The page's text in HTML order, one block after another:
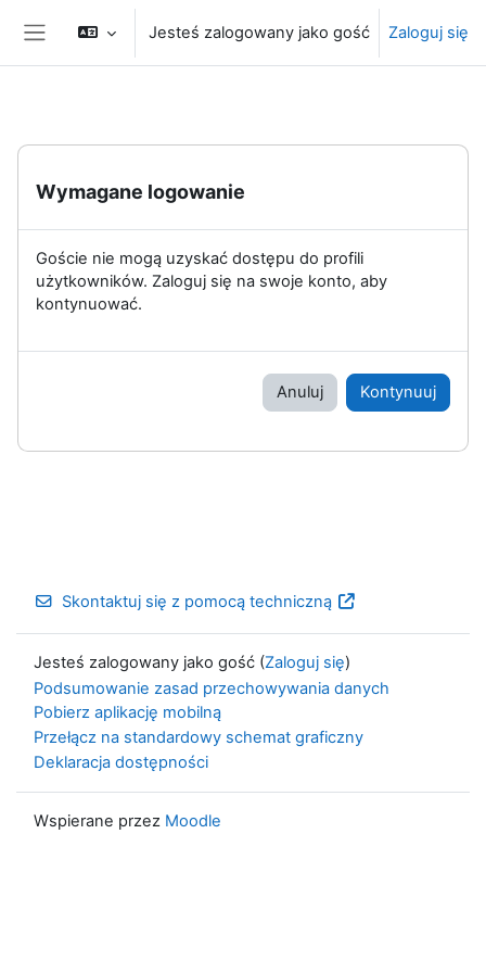
Przejdź do głównej zawartości
Panel boczny
Jesteś zalogowany jako gość Zaloguj się
Wymagane logowanie
Goście nie mogą uzyskać dostępu do profili
użytkowników. Zaloguj się na swoje konto, aby
kontynuować.
Anuluj Kontynuuj
Skontaktuj się z pomocą techniczną
Jesteś zalogowany jako gość (Zaloguj się)
Podsumowanie zasad przechowywania danych
Pobierz aplikację mobilną
Przełącz na standardowy schemat graficzny
Deklaracja dostępności
Wspierane przez Moodle